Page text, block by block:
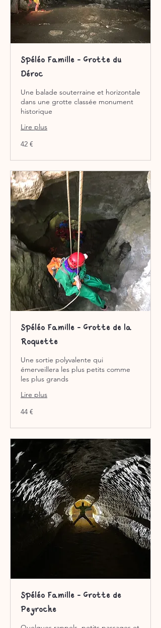
Spéléo Famille - Grotte du
Déroc
Une balade souterraine et horizontale
dans une grotte classée monument
historique
Lire plus
42
euros
42 €
Spéléo Famille - Grotte de la
Roquette
Une sortie polyvalente qui
émerveillera les plus petits comme
les plus grands
Lire plus
44
euros
44 €
Spéléo Famille - Grotte de
Peyroche